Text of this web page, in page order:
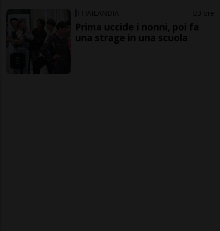
THAILANDIA 3 ore
Prima uccide i nonni, poi fa
una strage in una scuola